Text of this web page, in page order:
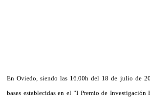
En Oviedo, siendo las 16.00h del 18 de julio de
bases establecidas en el ”I Premio de Investigación